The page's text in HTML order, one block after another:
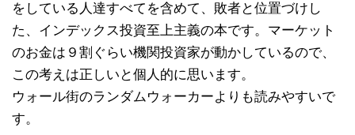
をしている人達すべてを含めて、敗者と位置づけし
た、インデックス投資至上主義の本です。マーケット
のお金は９割ぐらい機関投資家が動かしているので、
この考えは正しいと個人的に思います。
ウォール街のランダムウォーカーよりも読みやすいで
す。